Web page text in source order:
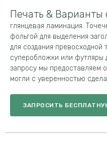
Печать & Варианты
глянцевая ламинация.
фольгой для выделения
для создания превосходной
суперобложки или футляры
запросу мы предоставляем
могли с уверенностью
ЗАПРОСИТЬ